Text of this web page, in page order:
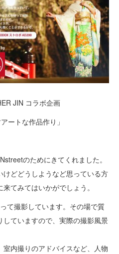
JIN コラボ企画
ートな作品作り」
のためにきてくれました。
どどうしようなど思っている方
てみてはいかがでしょう。
て撮影しています。その場で質
ていますので、実際の撮影風景
内撮りのアドバイスなど、人物